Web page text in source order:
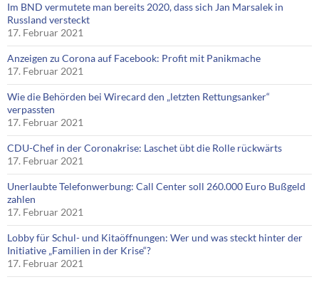
Im BND vermutete man bereits 2020, dass sich Jan Marsalek in
Russland versteckt
17. Februar 2021
Anzeigen zu Corona auf Facebook: Profit mit Panikmache
17. Februar 2021
Wie die Behörden bei Wirecard den „letzten Rettungsanker“
verpassten
17. Februar 2021
CDU-Chef in der Coronakrise: Laschet übt die Rolle rückwärts
17. Februar 2021
Unerlaubte Telefonwerbung: Call Center soll 260.000 Euro Bußgeld
zahlen
17. Februar 2021
Lobby für Schul- und Kitaöffnungen: Wer und was steckt hinter der
Initiative „Familien in der Krise“?
17. Februar 2021